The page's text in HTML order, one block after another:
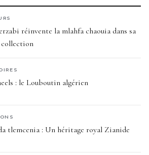
réinvente la mlahfa chaouia dans sa
collection
: le Louboutin algérien
tlemcenia : Un héritage royal Zianide